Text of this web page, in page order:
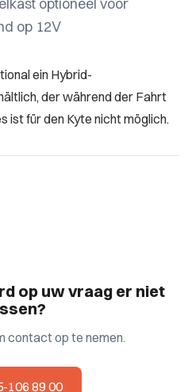
op 12V
ein Hybrid-
der während der Fahrt
ist für den Kyte nicht möglich.
op uw vraag er niet
contact op te nemen.
106 89 00